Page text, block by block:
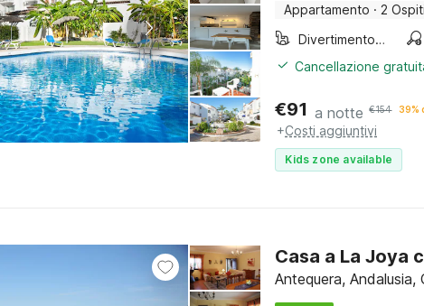
Appartamento · 2 Ospiti
Divertimento per bambini
Cancellazione
€91 a notte €154 39%
+Costi aggiuntivi
Kids zone available
Casa a La Joya
Antequera,